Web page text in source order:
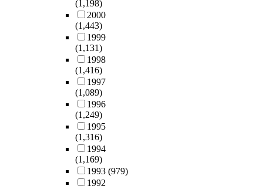
(1,198)
2000
(1,443)
1999
(1,131)
1998
(1,416)
1997
(1,089)
1996
(1,249)
1995
(1,316)
1994
(1,169)
1993 (979)
1992